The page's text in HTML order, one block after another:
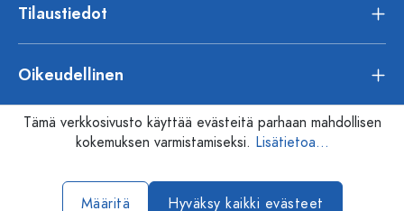
Tilaustiedot
Oikeudellinen
Tämä verkkosivusto käyttää evästeitä parhaan mahdollisen
kokemuksen varmistamiseksi. Lisätietoa...
Määritä Hyväksy kaikki evästeet